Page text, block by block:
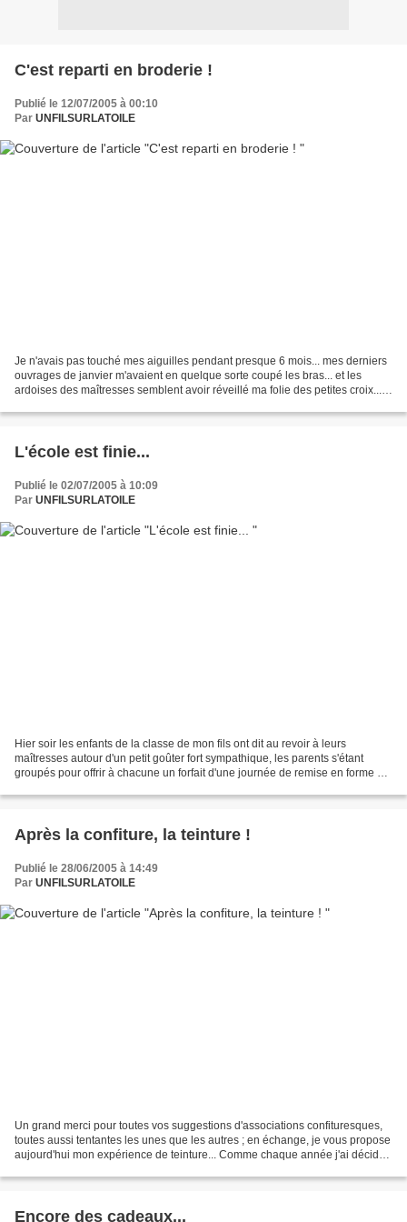
C'est reparti en broderie !
Publié le 12/07/2005 à 00:10
Par UNFILSURLATOILE
Je n'avais pas touché mes aiguilles pendant presque 6 mois... mes derniers
ouvrages de janvier m'avaient en quelque sorte coupé les bras... et les
ardoises des maîtresses semblent avoir réveillé ma folie des petites croix...
L'école est finie...
Publié le 02/07/2005 à 10:09
Par UNFILSURLATOILE
Hier soir les enfants de la classe de mon fils ont dit au revoir à leurs
maîtresses autour d'un petit goûter fort sympathique, les parents s'étant
groupés pour offrir à chacune un forfait d'une journée de remise en forme en
Après la confiture, la teinture !
Publié le 28/06/2005 à 14:49
Par UNFILSURLATOILE
Un grand merci pour toutes vos suggestions d'associations confituresques,
toutes aussi tentantes les unes que les autres ; en échange, je vous propose
aujourd'hui mon expérience de teinture... Comme chaque année j'ai décidé
Encore des cadeaux...